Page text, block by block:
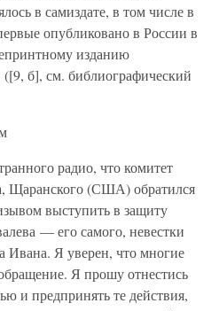
в самиздате, в том числе в
опубликовано в России в
изданию
([9, б], см. библиографический
радио, что комитет
Щаранского (США) обратился
выступить в защиту
— его самого, невестки
Я уверен, что многие
Я прошу отнестись
и предпринять те действия,